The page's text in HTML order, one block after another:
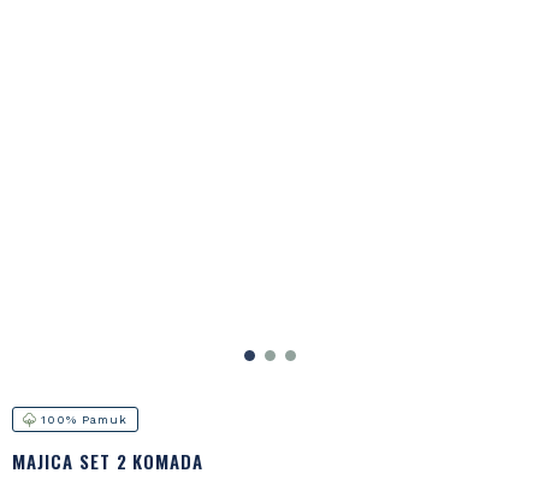
100% Pamuk
MAJICA SET 2 KOMADA